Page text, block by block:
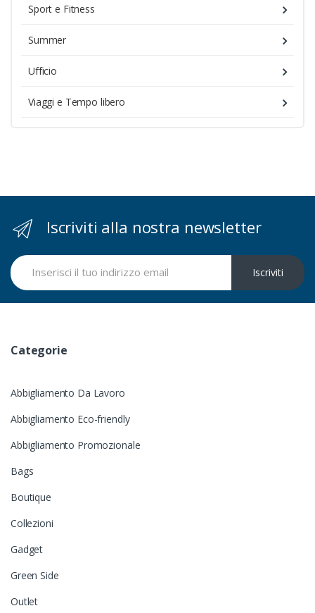
Sport e Fitness
Summer
Ufficio
Viaggi e Tempo libero
Iscriviti alla nostra newsletter
Iscriviti
Categorie
Abbigliamento Da Lavoro
Abbigliamento Eco-friendly
Abbigliamento Promozionale
Bags
Boutique
Collezioni
Gadget
Green Side
Outlet